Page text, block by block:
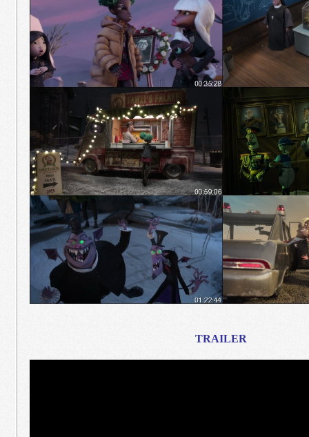
TRAILER